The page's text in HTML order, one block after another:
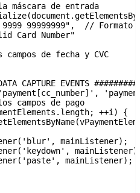
máscara de entrada
99999999",  // Formato
Card Number"
campos de fecha y CVC
CAPTURE EVENTS
campos de pago
++i) {
mainListener);
mainListener);